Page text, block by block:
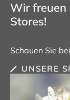
Wir freuen
Stores!
Schauen Sie
UNSERE